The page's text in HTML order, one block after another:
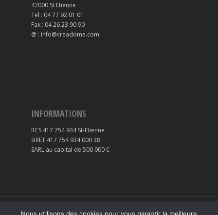
42000 St Etienne
Tel : 04 77 92 01 01
Fax : 04 26 23 90 90
@ : info@creadome.com
INFORMATIONS
RCS 417 754 934 St-Etienne
SIRET 417 754 934 000 38
SARL au capital de 500 000 €
© 2016-2022 Créa-Dôme | Tous droits réservés |